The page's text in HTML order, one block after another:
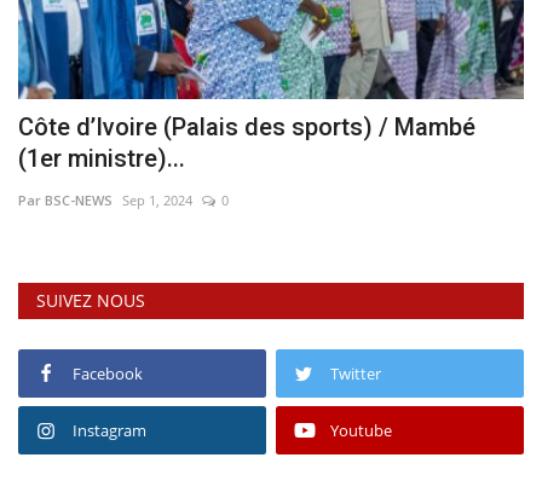
Côte d’Ivoire (Palais des sports) / Mambé
(1er ministre)...
Par BSC-NEWS Sep 1, 2024 0
SUIVEZ NOUS
Facebook Twitter
Instagram Youtube